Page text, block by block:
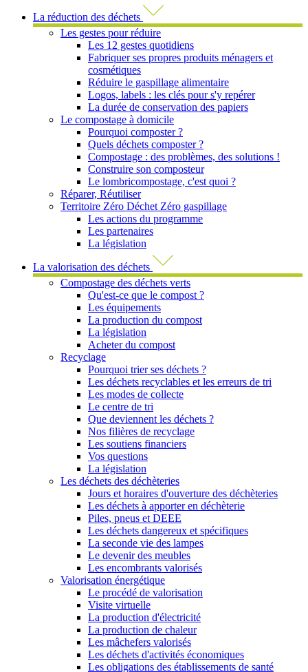
La réduction des déchets
Les gestes pour réduire
Les 12 gestes quotidiens
Fabriquer ses propres produits ménagers et
cosmétiques
Réduire le gaspillage alimentaire
Logos, labels : les clés pour s'y repérer
La durée de conservation des papiers
Le compostage à domicile
Pourquoi composter ?
Quels déchets composter ?
Compostage : des problèmes, des solutions !
Construire son composteur
Le lombricompostage, c'est quoi ?
Réparer, Réutiliser
Territoire Zéro Déchet Zéro gaspillage
Les actions du programme
Les partenaires
La législation
La valorisation des déchets
Compostage des déchets verts
Qu'est-ce que le compost ?
Les équipements
La production du compost
La législation
Acheter du compost
Recyclage
Pourquoi trier ses déchets ?
Les déchets recyclables et les erreurs de tri
Les modes de collecte
Le centre de tri
Que deviennent les déchets ?
Nos filières de recyclage
Les soutiens financiers
Vos questions
La législation
Les déchets des déchèteries
Jours et horaires d'ouverture des déchèteries
Les déchets à apporter en déchèterie
Piles, pneus et DEEE
Les déchets dangereux et spécifiques
La seconde vie des lampes
Le devenir des meubles
Les encombrants valorisés
Valorisation énergétique
Le procédé de valorisation
Visite virtuelle
La production d'électricité
La production de chaleur
Les mâchefers valorisés
Les déchets d'activités économiques
Les obligations des établissements de santé